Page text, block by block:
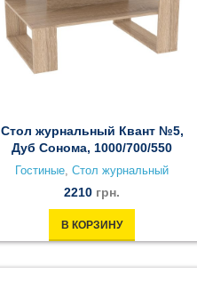
Стол журнальный Квант №5,
Дуб Сонома, 1000/700/550
Гостиные,Стол журнальный
2210 грн.
В КОРЗИНУ